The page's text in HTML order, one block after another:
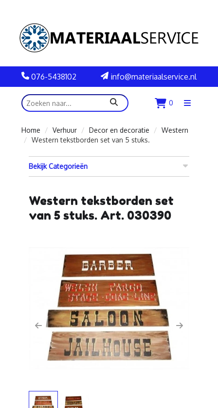
076-5438102 info@materiaalservice.nl
zoeken 0
Menu
Home
Verhuur Decor en decoratie
Western
Western tekstborden set van 5 stuks.
Bekijk Categorieën
Western tekstborden set
van 5 stuks. Art. 030390
Previous Next